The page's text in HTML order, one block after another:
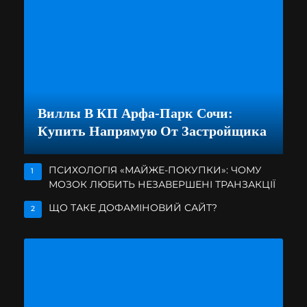
Виллы В КП Арфа-Парк Сочи:
Купить Напрямую От Застройщика
1
ПСИХОЛОГІЯ «МАЙЖЕ-ПОКУПКИ»: ЧОМУ
МОЗОК ЛЮБИТЬ НЕЗАВЕРШЕНІ ТРАНЗАКЦІЇ
2 ЩО ТАКЕ ДОФАМІНОВИЙ САЙТ?